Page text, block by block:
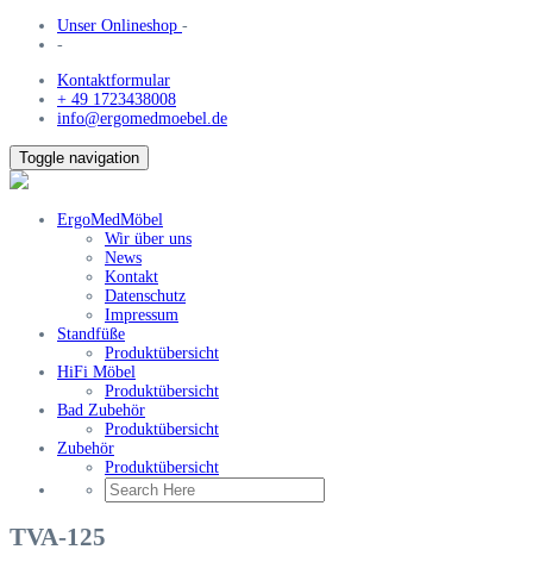
Unser Onlineshop -
-
Kontaktformular
+ 49 1723438008
info@ergomedmoebel.de
Toggle navigation
ErgoMedMöbel
Wir über uns
News
Kontakt
Datenschutz
Impressum
Standfüße
Produktübersicht
HiFi Möbel
Produktübersicht
Bad Zubehör
Produktübersicht
Zubehör
Produktübersicht
TVA-125